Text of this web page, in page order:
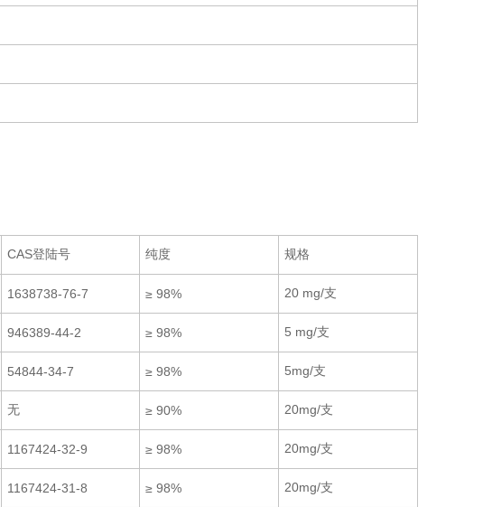
CAS登陆号 纯度 规格
1638738-76-7 ≥ 98% 20 mg/支
946389-44-2 ≥ 98% 5 mg/支
54844-34-7 ≥ 98% 5mg/支
无 ≥ 90% 20mg/支
1167424-32-9 ≥ 98% 20mg/支
1167424-31-8 ≥ 98% 20mg/支